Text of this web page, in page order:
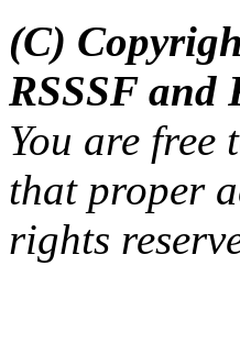
(C)
RSSSF and
You are
that proper
rights